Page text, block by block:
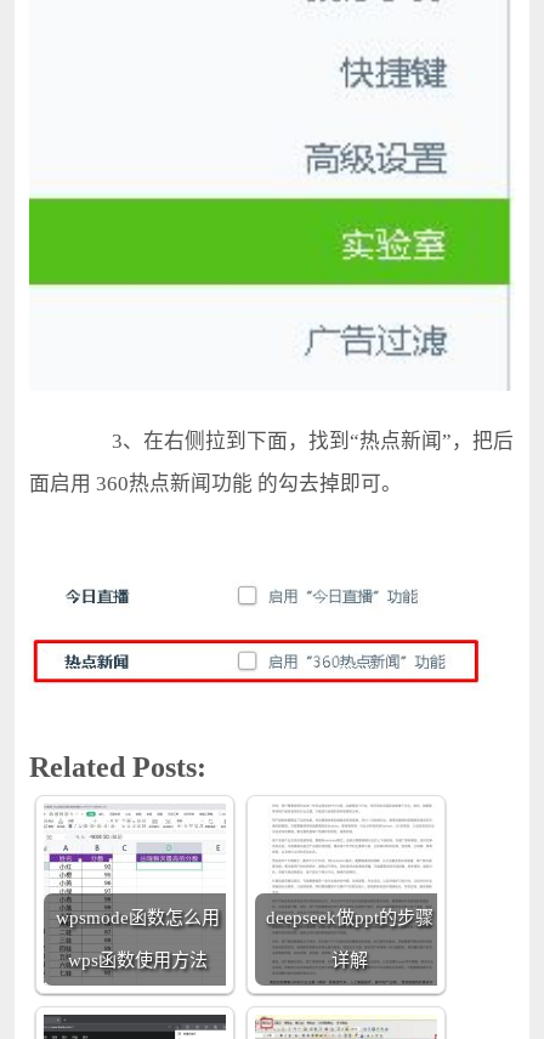
3、在右侧拉到下面，找到“热点新闻”，把后
面启用 360热点新闻功能 的勾去掉即可。
Related Posts:
wpsmode函数怎么用
wps函数使用方法
deepseek做ppt的步骤
详解